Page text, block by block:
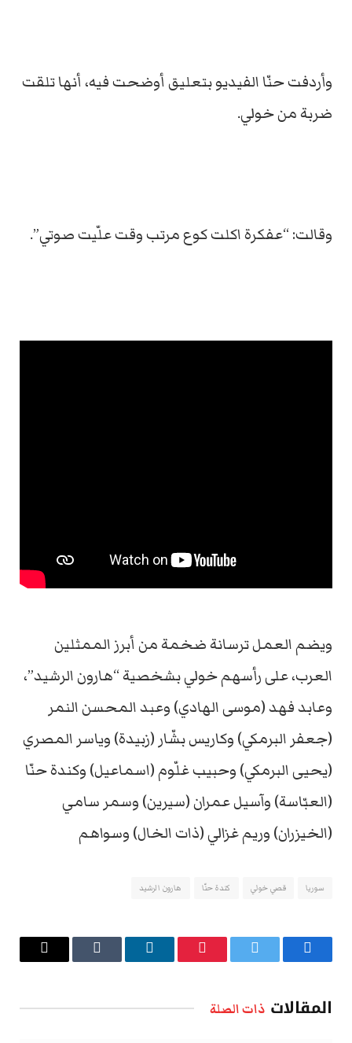
وأردفت حنّا الفيديو بتعليق أوضحت فيه، أنها تلقت
ضربة من خولي.
وقالت: “عفكرة اكلت كوع مرتب وقت علّيت صوتي”.
ويضم العمل ترسانة ضخمة من أبرز الممثلين
العرب، على رأسهم خولي بشخصية “هارون الرشيد”،
وعابد فهد (موسى الهادي) وعبد المحسن النمر
(جعفر البرمكي) وكاريس بشّار (زبيدة) وياسر المصري
(يحيى البرمكي) وحبيب غلّوم (اسماعيل) وكندة حنّا
(العبّاسة) وآسيل عمران (سيرين) وسمر سامي
(الخيزران) وريم غزالي (ذات الخال) وسواهم
سوريا قصي خولي كندة حنّا هارون الرشيد
فيسبوك تويتر بينتيريستلينكدإن Tumblr
البريد
المقالات ذات الصلة